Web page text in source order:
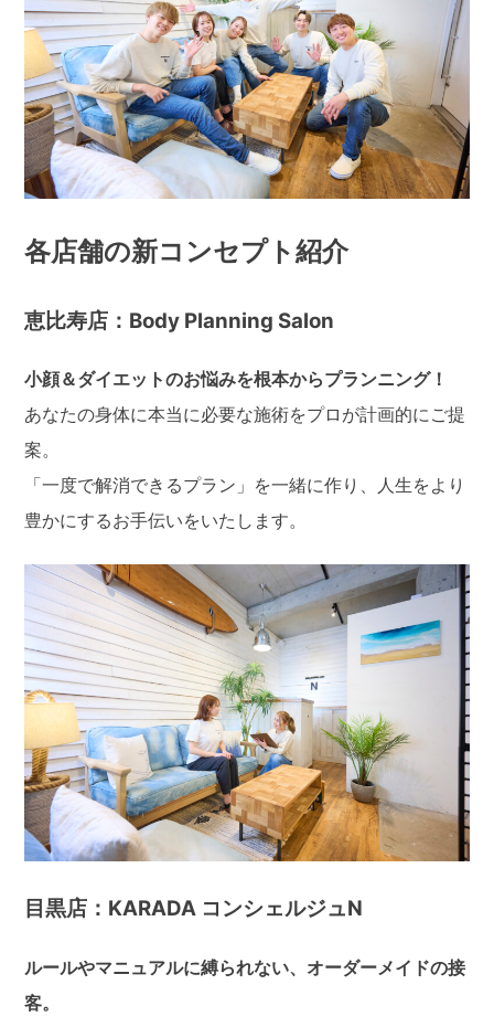
各店舗の新コンセプト紹介
恵比寿店：Body Planning Salon
小顔＆ダイエットのお悩みを根本からプランニング！
あなたの身体に本当に必要な施術をプロが計画的にご提
案。
「一度で解消できるプラン」を一緒に作り、人生をより
豊かにするお手伝いをいたします。
目黒店：KARADA コンシェルジュN
ルールやマニュアルに縛られない、オーダーメイドの接
客。